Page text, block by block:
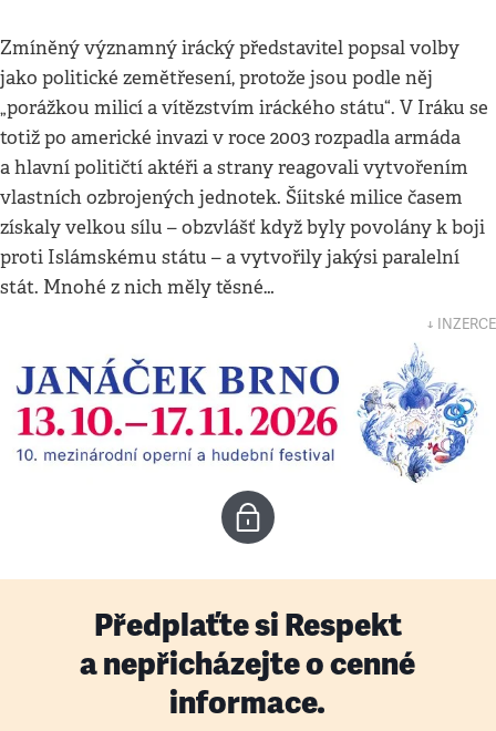
Zmíněný významný irácký představitel popsal volby
jako politické zemětřesení, protože jsou podle něj
„porážkou milicí a vítězstvím iráckého státu“. V Iráku se
totiž po americké invazi v roce 2003 rozpadla armáda
a hlavní političtí aktéři a strany reagovali vytvořením
vlastních ozbrojených jednotek. Šíitské milice časem
získaly velkou sílu – obzvlášť když byly povolány k boji
proti Islámskému státu – a vytvořily jakýsi paralelní
stát. Mnohé z nich měly těsné…
↓ INZERCE
Předplaťte si Respekt
a nepřicházejte o cenné
informace.